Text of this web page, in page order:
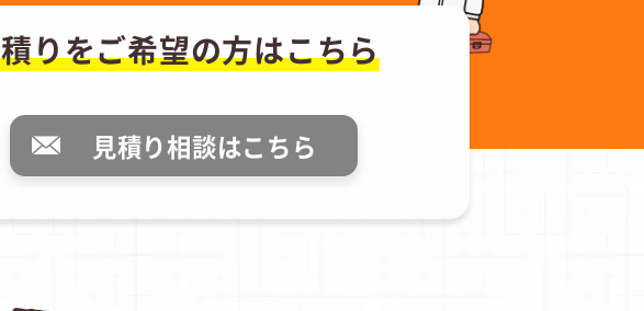
りをご希望の方はこちら
見積り相談はこちら